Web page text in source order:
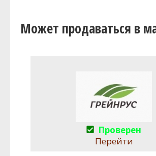
Может продаваться в
Проверен
Перейти